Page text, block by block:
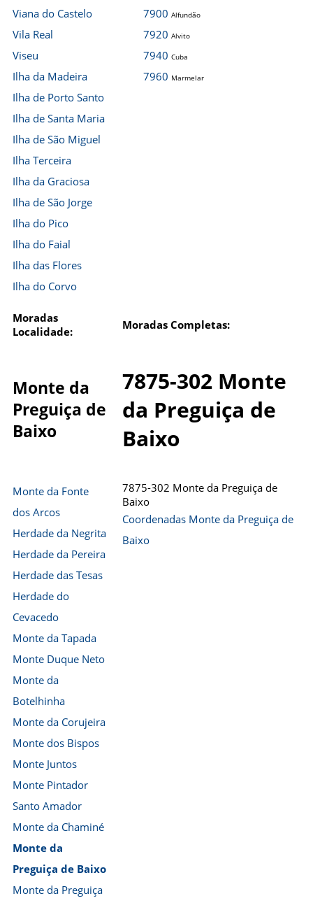
Viana do Castelo
Vila Real
Viseu
Ilha da Madeira
Ilha de Porto Santo
Ilha de Santa Maria
Ilha de São Miguel
Ilha Terceira
Ilha da Graciosa
Ilha de São Jorge
Ilha do Pico
Ilha do Faial
Ilha das Flores
Ilha do Corvo
7900 Alfundão
7920 Alvito
7940 Cuba
7960 Marmelar
Moradas
Localidade:
Moradas Completas:
Monte da
Preguiça de
Baixo
7875-302 Monte
da Preguiça de
Baixo
Monte da Fonte
dos Arcos
Herdade da Negrita
Herdade da Pereira
Herdade das Tesas
Herdade do
Cevacedo
Monte da Tapada
Monte Duque Neto
Monte da
Botelhinha
Monte da Corujeira
Monte dos Bispos
Monte Juntos
Monte Pintador
Santo Amador
Monte da Chaminé
Monte da
Preguiça de Baixo
Monte da Preguiça
7875-302 Monte da Preguiça de
Baixo
Coordenadas Monte da Preguiça de
Baixo